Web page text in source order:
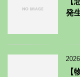
発
【